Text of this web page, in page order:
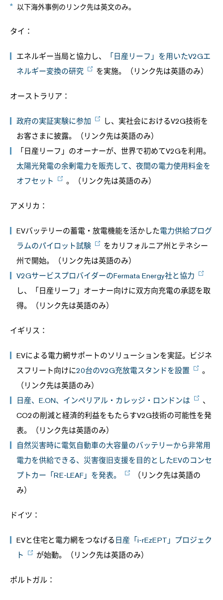
以下海外事例のリンク先は英文のみ。
タイ：
エネルギー当局と協力し、
「日産リーフ」を用いたV2Gエ
ネルギー変換の研究
を実施。（リンク先は英語のみ）
オーストラリア：
政府の実証実験に参加
し、実社会におけるV2G技術を
お客さまに披露。（リンク先は英語のみ）
「日産リーフ」のオーナーが、世界で初めてV2Gを利用。
太陽光発電の余剰電力を販売して、夜間の電力使用料金を
オフセット
。（リンク先は英語のみ）
アメリカ：
EVバッテリーの蓄電・放電機能を活かした電力供給プログ
ラムのパイロット試験
をカリフォルニア州とテネシー
州で開始。（リンク先は英語のみ）
V2GサービスプロバイダーのFermata Energy社と協力
し、「日産リーフ」オーナー向けに双方向充電の承認を取
得。（リンク先は英語のみ）
イギリス：
EVによる電力網サポートのソリューションを実証。ビジネ
スフリート向けに20台のV2G充放電スタンドを設置
。
（リンク先は英語のみ）
日産、E.ON、インペリアル・カレッジ・ロンドンは
、
CO2の削減と経済的利益をもたらすV2G技術の可能性を発
表。（リンク先は英語のみ）
自然災害時に電気自動車の大容量のバッテリーから非常用
電力を供給できる、災害復旧支援を目的としたEVのコンセ
プトカー「RE-LEAF」を発表。
（リンク先は英語の
み）
ドイツ：
EVと住宅と電力網をつなげる 日産「i-rEzEPT」プロジェク
ト
が始動。（リンク先は英語のみ）
ポルトガル：